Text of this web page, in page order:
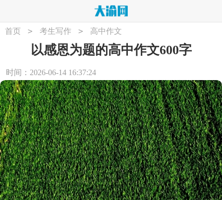
首页 > 考生写作 > 高中作文
以感恩为题的高中作文600字
时间：2026-06-14 16:37:24